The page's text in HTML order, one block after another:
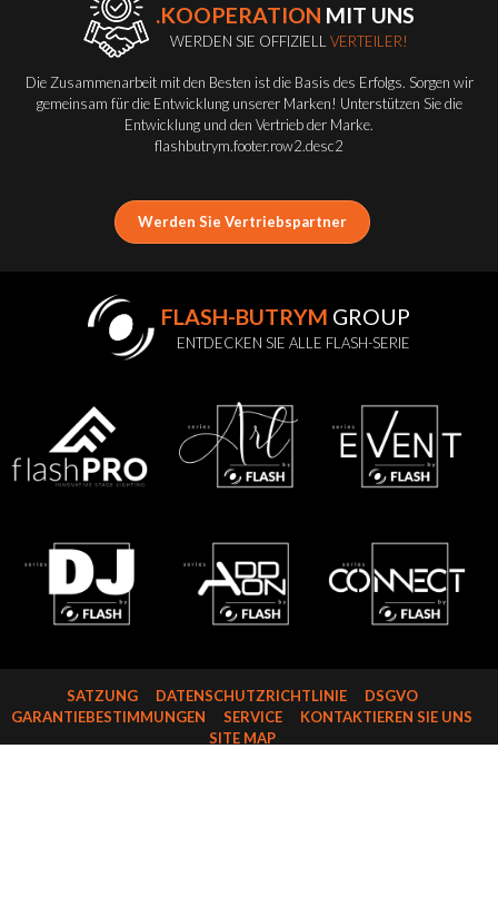
.KOOPERATION MIT UNS
WERDEN SIE OFFIZIELLVERTEILER!
Die Zusammenarbeit mit den Besten ist die Basis des Erfolgs. Sorgen wir
gemeinsam für die Entwicklung unserer Marken! Unterstützen Sie die
Entwicklung und den Vertrieb der Marke.
flashbutrym.footer.row2.desc2
Werden Sie Vertriebspartner
FLASH-BUTRYM GROUP
ENTDECKEN SIE ALLE FLASH-SERIE
SATZUNG DATENSCHUTZRICHTLINIE
DSGVO
GARANTIEBESTIMMUNGEN
SERVICE
KONTAKTIEREN SIE UNS
SITE MAP